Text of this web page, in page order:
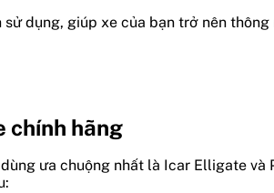
dụng, giúp xe của bạn trở nên
chính hãng
ưa chuộng nhất là Icar Elligate